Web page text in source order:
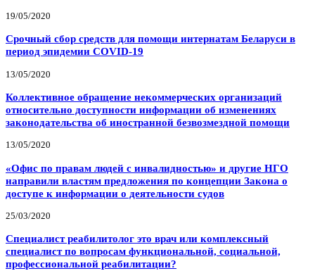
19/05/2020
Срочный сбор средств для помощи интернатам Беларуси в
период эпидемии COVID-19
13/05/2020
Коллективное обращение некоммерческих организаций
относительно доступности информации об изменениях
законодательства об иностранной безвозмездной помощи
13/05/2020
«Офис по правам людей с инвалидностью» и другие НГО
направили властям предложения по концепции Закона о
доступе к информации о деятельности судов
25/03/2020
Специалист реабилитолог это врач или комплексный
специалист по вопросам функциональной, социальной,
профессиональной реабилитации?